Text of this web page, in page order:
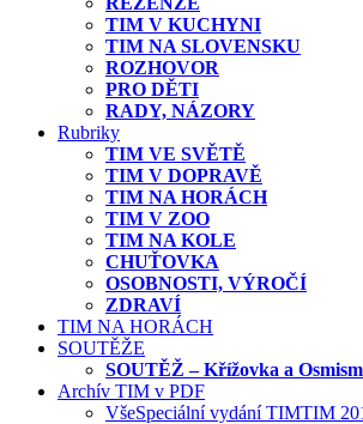
TIM V KUCHYNI
TIM NA SLOVENSKU
ROZHOVOR
PRO DĚTI
RADY, NÁZORY
Rubriky
TIM VE SVĚTĚ
TIM V DOPRAVĚ
TIM NA HORÁCH
TIM V ZOO
TIM NA KOLE
CHUŤOVKA
OSOBNOSTI, VÝROČÍ
ZDRAVÍ
TIM NA HORÁCH
SOUTĚŽE
SOUTĚŽ – Křížovka a
Archív TIM v PDF
VšeSpeciální vydání TIMTIM